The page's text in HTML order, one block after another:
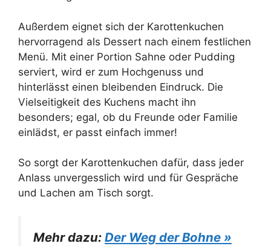
Außerdem eignet sich der Karottenkuchen
hervorragend als Dessert nach einem festlichen
Menü. Mit einer Portion Sahne oder Pudding
serviert, wird er zum Hochgenuss und
hinterlässt einen bleibenden Eindruck. Die
Vielseitigkeit des Kuchens macht ihn
besonders; egal, ob du Freunde oder Familie
einlädst, er passt einfach immer!
So sorgt der Karottenkuchen dafür, dass jeder
Anlass unvergesslich wird und für Gespräche
und Lachen am Tisch sorgt.
Mehr dazu: Der Weg der Bohne »